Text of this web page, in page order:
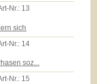
Nr.: 13
sich
Nr.: 14
soz...
Nr.: 15